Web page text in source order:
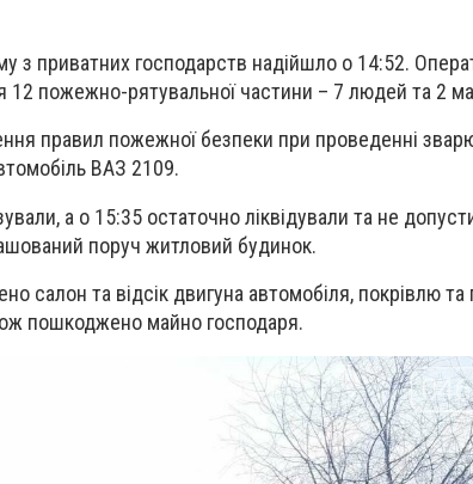
з приватних господарств надійшло о 14:52.
12 пожежно-рятувальної частини – 7 людей та 2
правил пожежної безпеки при проведенні
ВАЗ 2109.
а о 15:35 остаточно ліквідували та не
поруч житловий будинок.
салон та відсік двигуна автомобіля, покрівлю та
пошкоджено майно господаря.